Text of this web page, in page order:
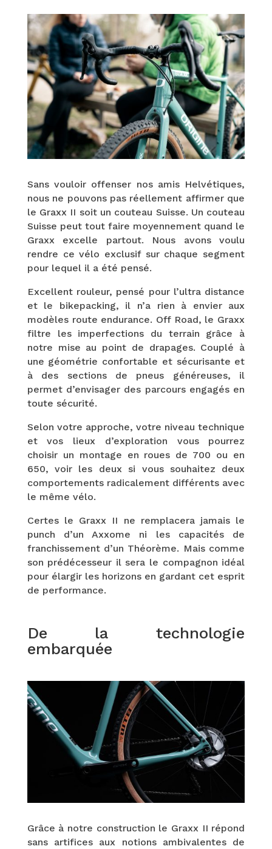
Sans vouloir offenser nos amis Helvétiques,
nous ne pouvons pas réellement affirmer que
le Graxx II soit un couteau Suisse. Un couteau
Suisse peut tout faire moyennement quand le
Graxx excelle partout. Nous avons voulu
rendre ce vélo exclusif sur chaque segment
pour lequel il a été pensé.
Excellent rouleur, pensé pour l’ultra distance
et le bikepacking, il n’a rien à envier aux
modèles route endurance. Off Road, le Graxx
filtre les imperfections du terrain grâce à
notre mise au point de drapages. Couplé à
une géométrie confortable et sécurisante et
à des sections de pneus généreuses, il
permet d’envisager des parcours engagés en
toute sécurité.
Selon votre approche, votre niveau technique
et vos lieux d’exploration vous pourrez
choisir un montage en roues de 700 ou en
650, voir les deux si vous souhaitez deux
comportements radicalement différents avec
le même vélo.
Certes le Graxx II ne remplacera jamais le
punch d’un Axxome ni les capacités de
franchissement d’un Théorème. Mais comme
son prédécesseur il sera le compagnon idéal
pour élargir les horizons en gardant cet esprit
de performance.
De la technologie
embarquée
Grâce à notre construction le Graxx II répond
sans artifices aux notions ambivalentes de